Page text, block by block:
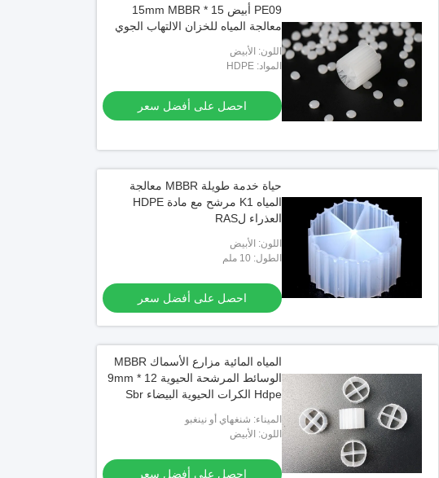
PE09 أبيض 15 * 15mm MBBR
معالجة المياه للخزان الالتهاب الجوي
اللون: الأبيض
المواد: HDPE
احصل على أفضل سعر
حياة خدمة طويلة MBBR معالجة
المياه K1 مرشح مع مادة HDPE
العذراء لRAS
اللون: الأبيض
الطول: 10 ملم
احصل على أفضل سعر
المياه المائية مزارع الأسماك MBBR
الوسائط المرشحة الحيوية 12 * 9mm
Hdpe الكرات الحيوية البيضاء Sbr
الميناء: شنغهاي أو نينغبو
اللون: الأبيض
احصل على أفضل سعر